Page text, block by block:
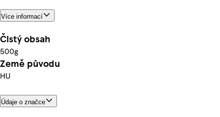
Více informací
Čistý obsah
500g
Země původu
HU
Údaje o značce